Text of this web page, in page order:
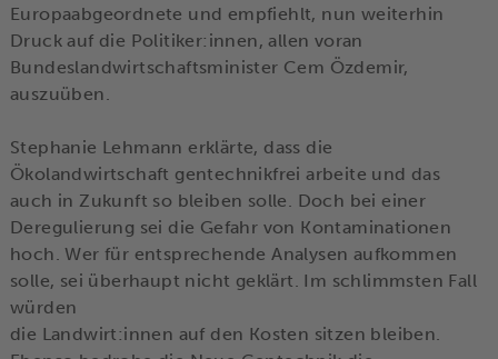
Europaabgeordnete und empfiehlt, nun weiterhin
Druck auf die Politiker:innen, allen voran
Bundeslandwirtschaftsminister Cem Özdemir,
auszuüben.
Stephanie Lehmann erklärte, dass die
Ökolandwirtschaft gentechnikfrei arbeite und das
auch in Zukunft so bleiben solle. Doch bei einer
Deregulierung sei die Gefahr von Kontaminationen
hoch. Wer für entsprechende Analysen aufkommen
solle, sei überhaupt nicht geklärt. Im schlimmsten Fall
würden
die Landwirt:innen auf den Kosten sitzen bleiben.